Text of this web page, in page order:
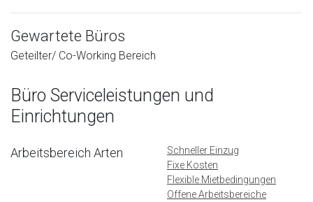
Gewartete Büros
Geteilter/ Co-Working Bereich
Büro Serviceleistungen und
Einrichtungen
Arbeitsbereich Arten
Schneller Einzug
Fixe Kosten
Flexible Mietbedingungen
Offene Arbeitsbereiche